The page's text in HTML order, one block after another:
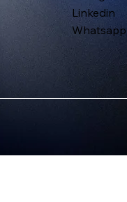
Linkedin
Whatsapp